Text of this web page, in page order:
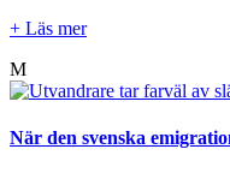
+ Läs mer
M
När den svenska